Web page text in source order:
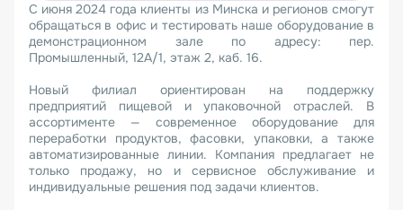
С июня 2024 года клиенты из Минска и регионов смогут
обращаться в офис и тестировать наше оборудование в
демонстрационном зале по адресу: пер.
Промышленный, 12А/1, этаж 2, каб. 16.
Новый филиал ориентирован на поддержку
предприятий пищевой и упаковочной отраслей. В
ассортименте — современное оборудование для
переработки продуктов, фасовки, упаковки, а также
автоматизированные линии. Компания предлагает не
только продажу, но и сервисное обслуживание и
индивидуальные решения под задачи клиентов.